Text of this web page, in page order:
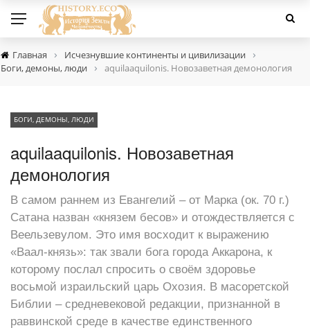
Главная › Исчезнувшие континенты и цивилизации ›
Боги, демоны, люди › aquilaaquilonis. Новозаветная демонология
БОГИ, ДЕМОНЫ, ЛЮДИ
aquilaaquilonis. Новозаветная
демонология
В самом раннем из Евангелий – от Марка (ок. 70 г.)
Сатана назван «князем бесов» и отождествляется с
Веельзевулом. Это имя восходит к выражению
«Ваал-князь»: так звали бога города Аккарона, к
которому послал спросить о своём здоровье
восьмой израильский царь Охозия. В масоретской
Библии – средневековой редакции, признанной в
раввинской среде в качестве единственного